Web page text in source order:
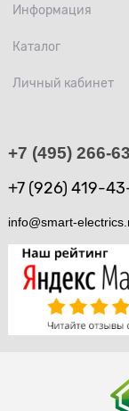
Информация
Каталог
Личный кабинет
+7 (495) 266-
+7 (926) 419-
info@smart-